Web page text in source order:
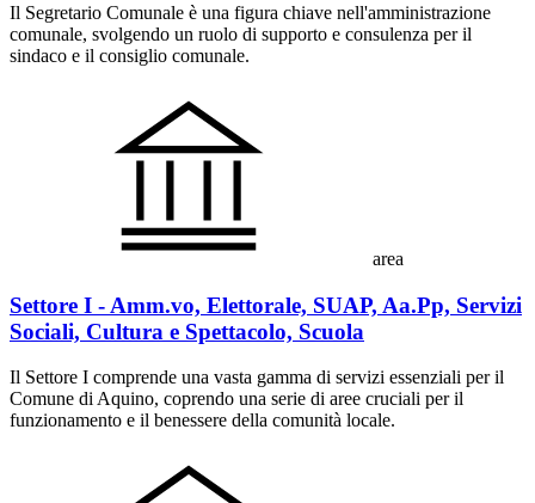
Il Segretario Comunale è una figura chiave nell'amministrazione
comunale, svolgendo un ruolo di supporto e consulenza per il
sindaco e il consiglio comunale.
area
Settore I - Amm.vo, Elettorale, SUAP, Aa.Pp, Servizi
Sociali, Cultura e Spettacolo, Scuola
Il Settore I comprende una vasta gamma di servizi essenziali per il
Comune di Aquino, coprendo una serie di aree cruciali per il
funzionamento e il benessere della comunità locale.